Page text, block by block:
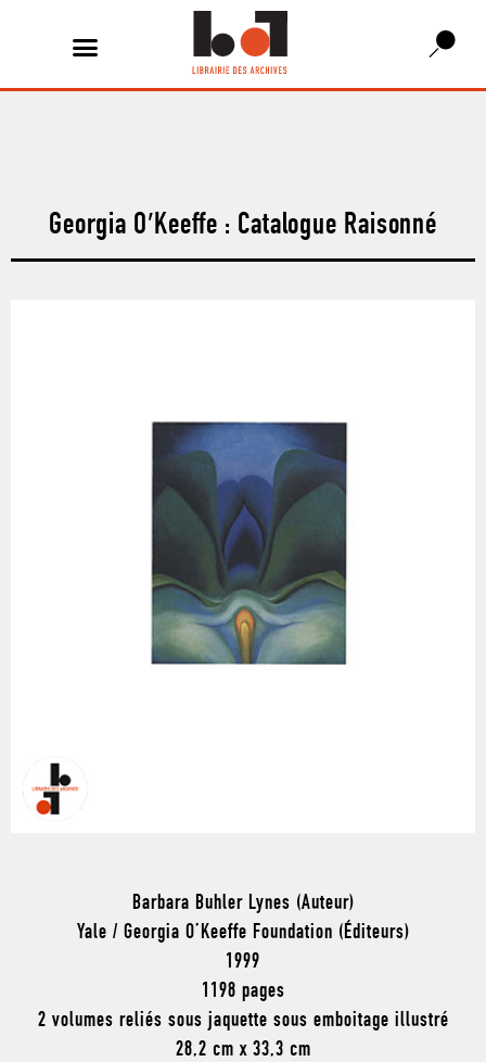
Georgia O′Keeffe : Catalogue Raisonné
Barbara Buhler Lynes (Auteur)
Yale / Georgia O’Keeffe Foundation (Éditeurs)
1999
1198 pages
2 volumes reliés sous jaquette sous emboitage illustré
28,2 cm x 33,3 cm